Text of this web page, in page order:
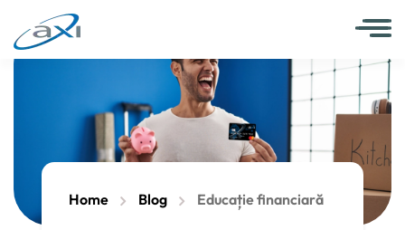
Home Blog Educație financiară